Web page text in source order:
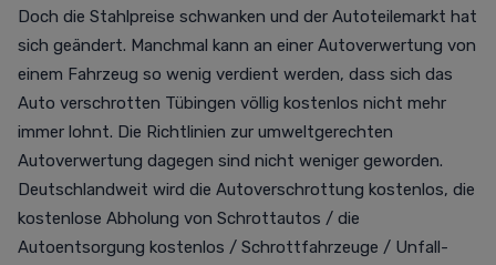
Doch die Stahlpreise schwanken und der Autoteilemarkt hat
sich geändert. Manchmal kann an einer Autoverwertung von
einem Fahrzeug so wenig verdient werden, dass sich das
Auto verschrotten Tübingen völlig kostenlos nicht mehr
immer lohnt. Die Richtlinien zur umweltgerechten
Autoverwertung dagegen sind nicht weniger geworden.
Deutschlandweit wird die Autoverschrottung kostenlos, die
kostenlose Abholung von Schrottautos / die
Autoentsorgung kostenlos / Schrottfahrzeuge / Unfall-